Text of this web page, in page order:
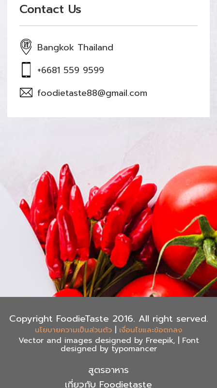
Contact Us
Bangkok Thailand
+6681 559 9599
foodietaste88@gmail.com
Copyright FoodieTaste 2016. All right served.
นโยบายความเป็นส่วนตัว | เงื่อนไขและข้อตกลง
Vector and images designed by Freepik, | Font
designed by typomancer
สูตรอาหาร
เกี่ยวกับ Foodietaste